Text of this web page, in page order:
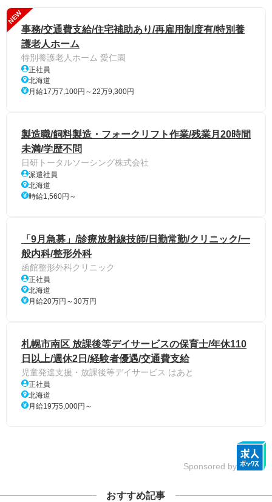
NEW
事務/交通費支給/住宅補助あり/再雇用制度有/特別養
護老人ホーム
特別養護老人ホーム 愛仁園
正社員
北海道
月給17万7,100円～22万9,300円
製造職/飼料製造・フォークリフト作業/残業月20時間
未満/学歴不問
日研トータルソーシング株式会社
派遣社員
北海道
時給1,560円～
「9月急募」/診療放射線技師/日勤常勤/クリニック/一
般内科/整形外科
函館整形外科クリニック
正社員
北海道
月給20万円～30万円
札幌市南区 放課後等デイサービスの保育士/年休110
日以上/週休2日/経験者優遇/交通費支給
児童発達支援・放課後等デイサービス はあと
正社員
北海道
月給19万5,000円～
Sponsored by
おすすめ記事